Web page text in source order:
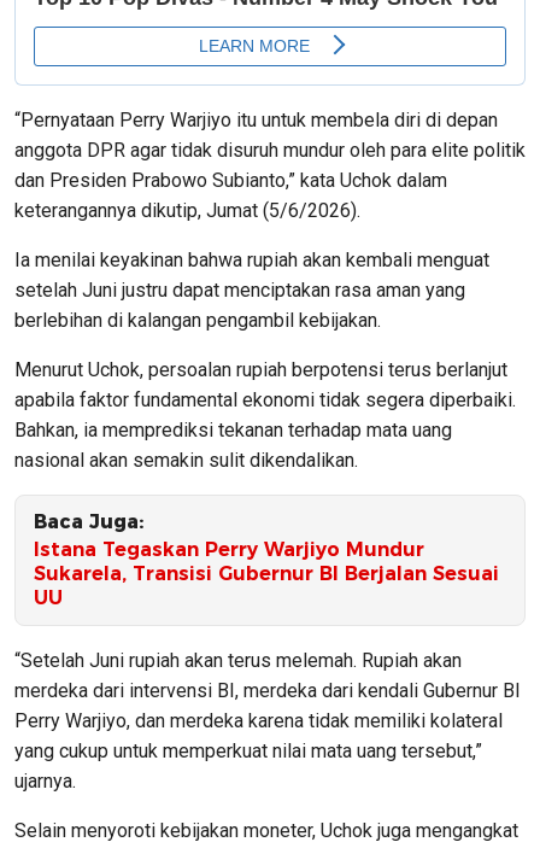
“Pernyataan Perry Warjiyo itu untuk membela diri di depan
anggota DPR agar tidak disuruh mundur oleh para elite politik
dan Presiden Prabowo Subianto,” kata Uchok dalam
keterangannya dikutip, Jumat (5/6/2026).
Ia menilai keyakinan bahwa rupiah akan kembali menguat
setelah Juni justru dapat menciptakan rasa aman yang
berlebihan di kalangan pengambil kebijakan.
Menurut Uchok, persoalan rupiah berpotensi terus berlanjut
apabila faktor fundamental ekonomi tidak segera diperbaiki.
Bahkan, ia memprediksi tekanan terhadap mata uang
nasional akan semakin sulit dikendalikan.
Baca Juga:
Istana Tegaskan Perry Warjiyo Mundur
Sukarela, Transisi Gubernur BI Berjalan Sesuai
UU
“Setelah Juni rupiah akan terus melemah. Rupiah akan
merdeka dari intervensi BI, merdeka dari kendali Gubernur BI
Perry Warjiyo, dan merdeka karena tidak memiliki kolateral
yang cukup untuk memperkuat nilai mata uang tersebut,”
ujarnya.
Selain menyoroti kebijakan moneter, Uchok juga mengangkat